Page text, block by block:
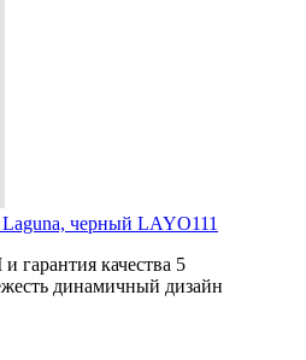
черный LAYO111
гарантия качества 5
динамичный дизайн